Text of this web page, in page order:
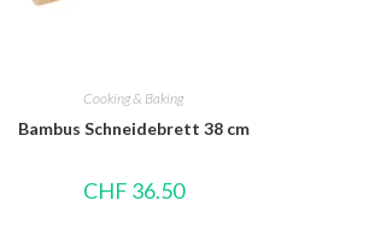
Cooking & Baking
Bambus Schneidebrett 38 cm
CHF 36.50